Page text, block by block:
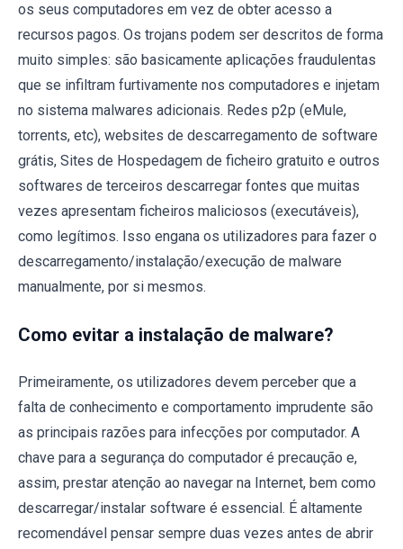
os seus computadores em vez de obter acesso a
recursos pagos. Os trojans podem ser descritos de forma
muito simples: são basicamente aplicações fraudulentas
que se infiltram furtivamente nos computadores e injetam
no sistema malwares adicionais. Redes p2p (eMule,
torrents, etc), websites de descarregamento de software
grátis, Sites de Hospedagem de ficheiro gratuito e outros
softwares de terceiros descarregar fontes que muitas
vezes apresentam ficheiros maliciosos (executáveis),
como legítimos. Isso engana os utilizadores para fazer o
descarregamento/instalação/execução de malware
manualmente, por si mesmos.
Como evitar a instalação de malware?
Primeiramente, os utilizadores devem perceber que a
falta de conhecimento e comportamento imprudente são
as principais razões para infecções por computador. A
chave para a segurança do computador é precaução e,
assim, prestar atenção ao navegar na Internet, bem como
descarregar/instalar software é essencial. É altamente
recomendável pensar sempre duas vezes antes de abrir